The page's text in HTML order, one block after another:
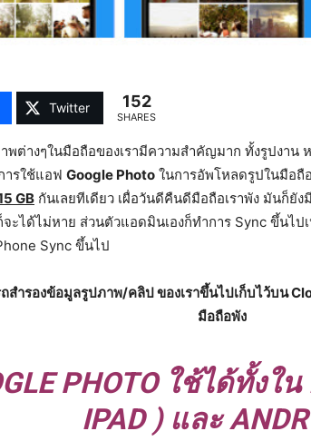
Twitter 152
SHARES
ต่างๆในมือถือของเรามีความสำคัญมาก ทั้งรูปงาน
ารใช้แอฟ Google Photo ในการอัพโหลดรูปในมือถื
GB กันเลยทีเดียว เผื่อวันดีคืนดีมือถือเราพัง มันก็ยั
จะได้ไม่หาย ส่วนตัวแอดมินเองก็ทำการ Sync ขึ้นไ
Sync ขึ้นไป
สำรองข้อมูลรูปภาพ/คลิป ของเราขึ้นไปเก็บไว้บน
มือถือพัง
PHOTO ใช้ได้ทั้งใ
IPAD ) และ